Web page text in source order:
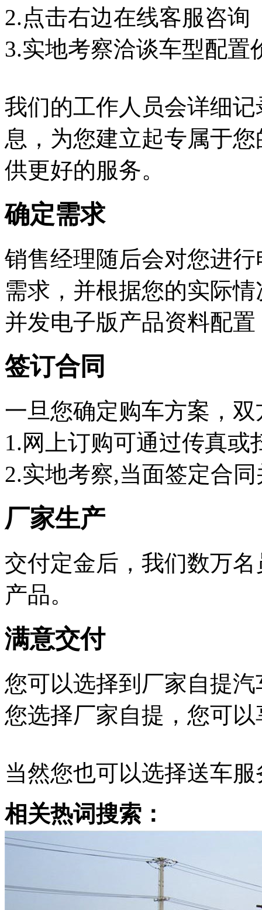
2.点击右边在线客服咨询
3.实地考察洽谈车型配置
我们的工作人员会详细
息，为您建立起专属于
供更好的服务。
确定需求
销售经理随后会对您进
需求，并根据您的实际
并发电子版产品资料配
签订合同
一旦您确定购车方案，
1.网上订购可通过传真
2.实地考察,当面签定合
厂家生产
交付定金后，我们数万
产品。
满意交付
您可以选择到厂家自提
您选择厂家自提，您可
当然您也可以选择送车服
相关热词搜索：